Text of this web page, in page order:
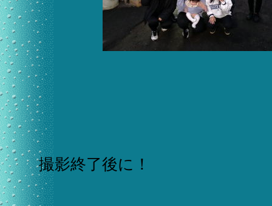
撮影終了後に！